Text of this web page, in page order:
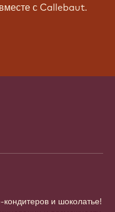
с Callebaut.
и шоколатье!